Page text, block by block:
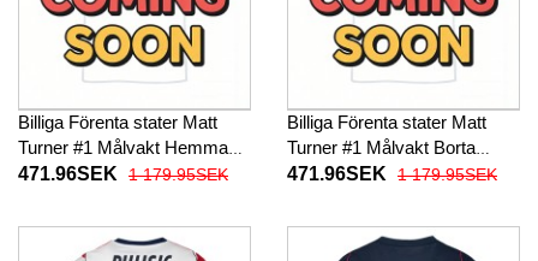
Billiga Förenta stater Matt
Turner #1 Målvakt Hemma
fotbollskläder VM 2026
471.96SEK 1 179.95SEK
Billiga Förenta stater Matt
Turner #1 Målvakt Borta
fotbollskläder VM 2026
471.96SEK 1 179.95SEK